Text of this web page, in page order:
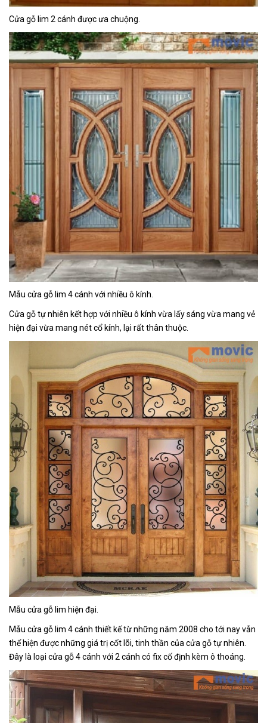
Cửa gỗ lim 2 cánh được ưa chuộng.
Mẫu cửa gỗ lim 4 cánh với nhiều ô kính.
Cửa gỗ tự nhiên kết hợp với nhiều ô kính vừa lấy sáng vừa mang vẻ
hiện đại vừa mang nét cổ kính, lại rất thân thuộc.
Mẫu cửa gỗ lim hiện đại.
Mẫu cửa gỗ lim 4 cánh thiết kế từ những năm 2008 cho tới nay vẫn
thể hiện được những giá trị cốt lõi, tinh thần của cửa gỗ tự nhiên.
Đây là loại cửa gỗ 4 cánh với 2 cánh có fix cố định kèm ô thoáng.